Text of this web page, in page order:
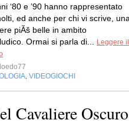
‘80 e ’90 hanno rappresentato
ed anche per chi vi scrive,
piĂš belle in ambito
Ormai si parla di...
Leggere il
VIDEOGIOCHI
Cavaliere Oscuro